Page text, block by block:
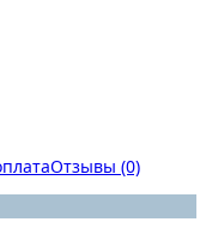
Отзывы (0)